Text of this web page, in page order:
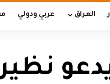
العراق عربي ودولي